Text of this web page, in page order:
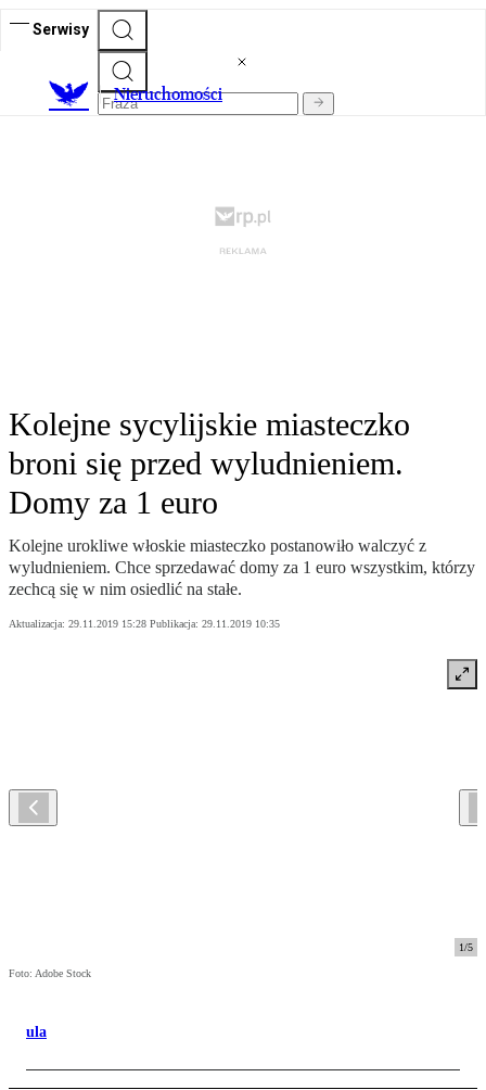
Serwisy
Nieruchomości
Kolejne sycylijskie miasteczko
broni się przed wyludnieniem.
Domy za 1 euro
Kolejne urokliwe włoskie miasteczko postanowiło walczyć z
wyludnieniem. Chce sprzedawać domy za 1 euro wszystkim, którzy
zechcą się w nim osiedlić na stałe.
Aktualizacja: 29.11.2019 15:28 Publikacja: 29.11.2019 10:35
1/5
Foto: Adobe Stock
ula